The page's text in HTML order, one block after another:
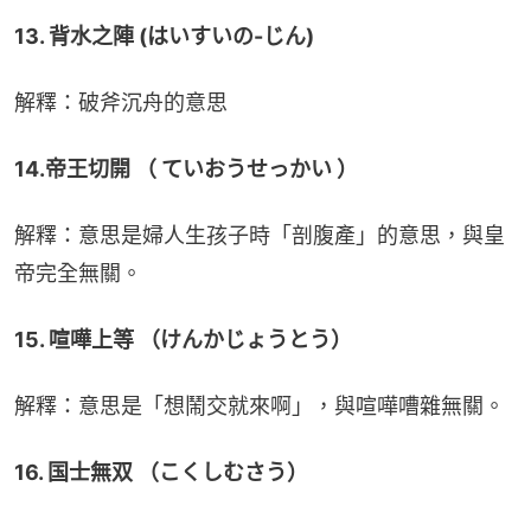
13. 背水之陣 (はいすいの-じん)
解釋：破斧沉舟的意思
14.帝王切開 （ ていおうせっかい ）
解釋：意思是婦人生孩子時「剖腹產」的意思，與皇
帝完全無關。
15. 喧嘩上等 （けんかじょうとう）
解釋：意思是「想鬧交就來啊」，與喧嘩嘈雜無關。
16. 国士無双 （こくしむさう）